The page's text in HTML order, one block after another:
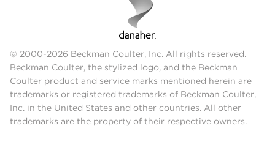
© 2000-2026 Beckman Coulter, Inc. All rights reserved.
Beckman Coulter, the stylized logo, and the Beckman
Coulter product and service marks mentioned herein are
trademarks or registered trademarks of Beckman Coulter,
Inc. in the United States and other countries. All other
trademarks are the property of their respective owners.